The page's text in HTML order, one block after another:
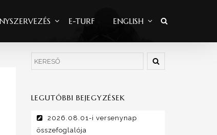
E-TURF ENGLISH
LEGUTÓBBI BEJEGYZÉSEK
2026.08.01-i versenynap
összefoglalója